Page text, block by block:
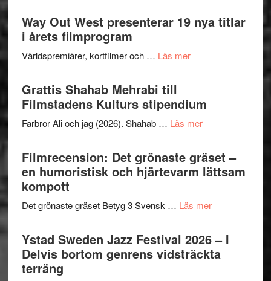
trailern
för
X-
I
Want
to
Believe
Vrach
Frankenshtey
med
Mulder
och
Dana
Way Out West presenterar 19 nya titlar
i årets filmprogram
Världspremiärer, kortfilmer och … Läs merom
presenterar
19
titlar
i
Grattis Shahab Mehrabi till
Filmstadens Kulturs stipendium
Farbror Ali och jag (2026). Shahab … Läs merom
Shahab
Mehrabi
till
Kulturs
Filmrecension: Det grönaste gräset –
en humoristisk och hjärtevarm lättsam
kompott
Det grönaste gräset Betyg 3 Svensk … Läs merom
Det
grönaste
gräset
Ystad Sweden Jazz Festival 2026 – I
Delvis bortom genrens vidsträckta
terräng